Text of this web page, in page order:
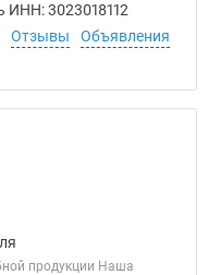
ИНН: 3023018112
Отзывы Объявления
продукции Наша